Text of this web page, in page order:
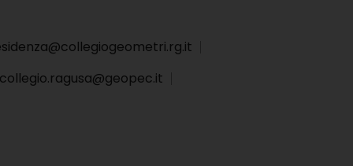
collegio.ragusa@geopec.it